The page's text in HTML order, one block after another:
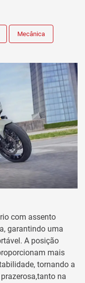
Mecânica
com assento
garantindo uma
A posição
mais
tornando a
na